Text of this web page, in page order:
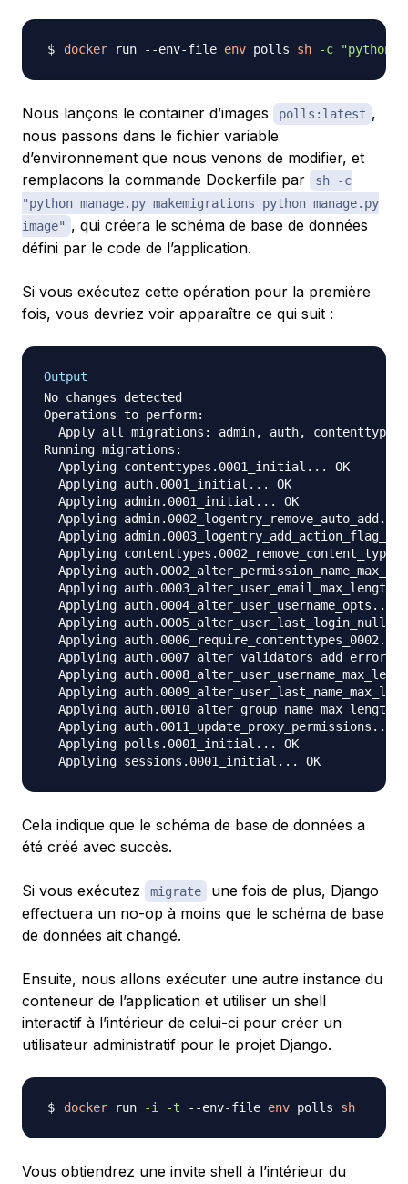
docker run --env-file env polls sh -c "python
Nous lançons le container d’images polls:latest ,
nous passons dans le fichier variable
d’environnement que nous venons de modifier, et
remplacons la commande Dockerfile par
sh -c
"python manage.py makemigrations python manage.py
image" , qui créera le schéma de base de données
défini par le code de l’application.
Si vous exécutez cette opération pour la première
fois, vous devriez voir apparaître ce qui suit :
Output
No changes detected
Operations to perform:
Apply all migrations: admin, auth,
Running migrations:
  Applying contenttypes.0001_initial... OK
  Applying auth.0001_initial... OK
  Applying admin.0001_initial... OK
Applying admin.0002_logentry_remove_auto_add...
Applying
Applying
Applying
Applying
Applying auth.0004_alter_user_username_opts...
Applying
Applying auth.0006_require_contenttypes_0002...
Applying
Applying
Applying
Applying
Applying auth.0011_update_proxy_permissions...
  Applying polls.0001_initial... OK
Cela indique que le schéma de base de données a
été créé avec succès.
Si vous exécutez migrate
une fois de plus, Django
effectuera un no-op à moins que le schéma de base
de données ait changé.
Ensuite, nous allons exécuter une autre instance du
conteneur de l’application et utiliser un shell
interactif à l’intérieur de celui-ci pour créer un
utilisateur administratif pour le projet Django.
docker run -i -t --env-file env polls sh
Vous obtiendrez une invite shell à l’intérieur du